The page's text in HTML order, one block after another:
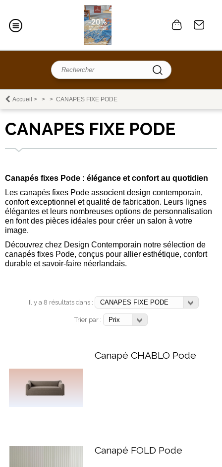
Accueil > > > CANAPES FIXE PODE
CANAPES FIXE PODE
Canapés fixes Pode : élégance et confort au quotidien
Les canapés fixes Pode associent design contemporain,
confort exceptionnel et qualité de fabrication. Leurs lignes
élégantes et leurs nombreuses options de personnalisation
en font des pièces idéales pour créer un salon à votre
image.
Découvrez chez Design Contemporain notre sélection de
canapés fixes Pode, conçus pour allier esthétique, confort
durable et savoir-faire néerlandais.
Il y a 8 résultats dans :
Trier par :
Canapé CHABLO Pode
Canapé FOLD Pode